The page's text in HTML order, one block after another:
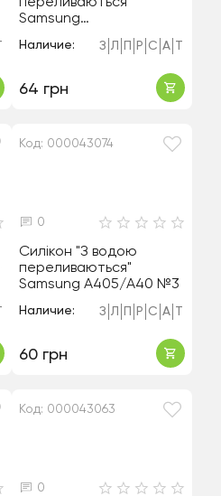
переливаються"
Samsung
A205/A20/A305/A30/M1
0S/M107 №3
Наличие: З Л Р С А
64 грн
Код: 000043074
0
Силікон "З водою
переливаються"
Samsung A405/A40 №3
Наличие: З Л Р С А
60 грн
Код: 000043063
0